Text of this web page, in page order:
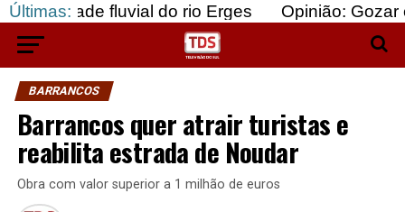
Últimas:
fluvial do rio Erges Opinião: Gozar com
BARRANCOS
Barrancos quer atrair turistas e
reabilita estrada de Noudar
Obra com valor superior a 1 milhão de euros